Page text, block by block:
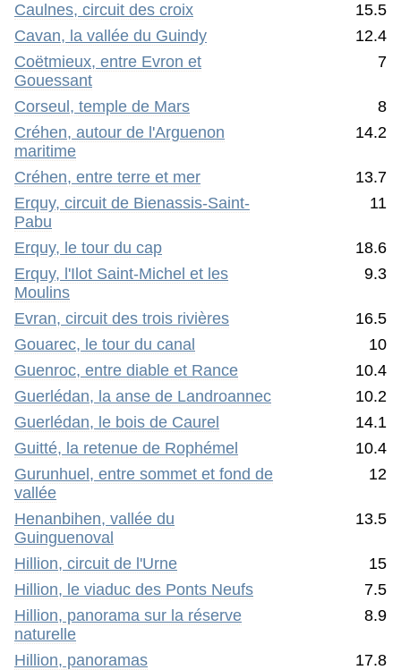
Caulnes, circuit des croix
15.5
Cavan, la vallée du Guindy
12.4
Coëtmieux, entre Evron et
Gouessant
7
Corseul, temple de Mars
8
Créhen, autour de l'Arguenon
maritime
14.2
Créhen, entre terre et mer
13.7
Erquy, circuit de Bienassis-Saint-
Pabu
11
Erquy, le tour du cap
18.6
Erquy, l'Ilot Saint-Michel et les
Moulins
9.3
Evran, circuit des trois rivières
16.5
Gouarec, le tour du canal
10
Guenroc, entre diable et Rance
10.4
Guerlédan, la anse de Landroannec
10.2
Guerlédan, le bois de Caurel
14.1
Guitté, la retenue de Rophémel
10.4
Gurunhuel, entre sommet et fond de
vallée
12
Henanbihen, vallée du
Guinguenoval
13.5
Hillion, circuit de l'Urne
15
Hillion, le viaduc des Ponts Neufs
7.5
Hillion, panorama sur la réserve
naturelle
8.9
Hillion, panoramas 17.8